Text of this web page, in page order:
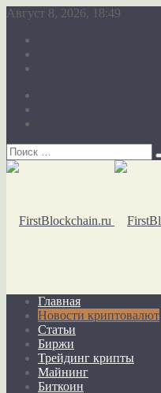
Август 8, 2026, 18:49
Главная
Новости криптовалют
Статьи
Биржи
Трейдинг крипты
Майнинг
Биткоин